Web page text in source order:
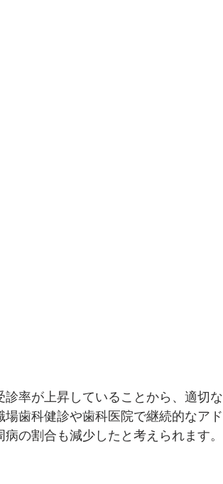
率が上昇していることから、適切な
歯科健診や歯科医院で継続的なアド
の割合も減少したと考えられます。